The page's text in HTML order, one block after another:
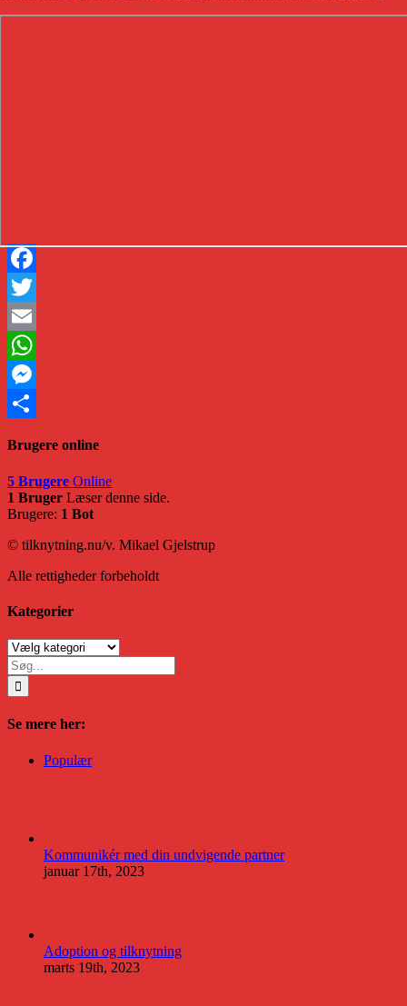
Facebook
Twitter
Email
WhatsApp
Messenger
Brugere online
5 Brugere Online
1 Bruger Læser denne side.
Brugere: 1 Bot
© tilknytning.nu/v. Mikael Gjelstrup
Alle rettigheder forbeholdt
Kategorier
Kategorier
Søg
efter:
Se mere her:
Populær
Kommunikér med din undvigende partner
januar 17th, 2023
Adoption og tilknytning
marts 19th, 2023